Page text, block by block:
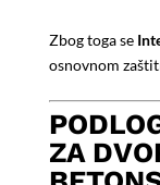
Zbog toga se
osnovnom
ZA